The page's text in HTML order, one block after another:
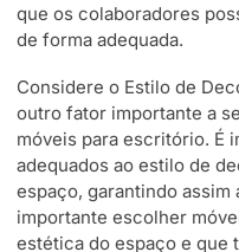
que os colaboradores
de forma adequada.
Considere o Estilo de
outro fator importante a
móveis para escritório. É
adequados ao estilo de
espaço, garantindo assim
importante escolher
estética do espaço e que